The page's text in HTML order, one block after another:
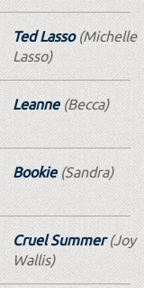
Ted Lasso(Michelle
Lasso)
Leanne(Becca)
Bookie(Sandra)
Cruel Summer(Joy
Wallis)